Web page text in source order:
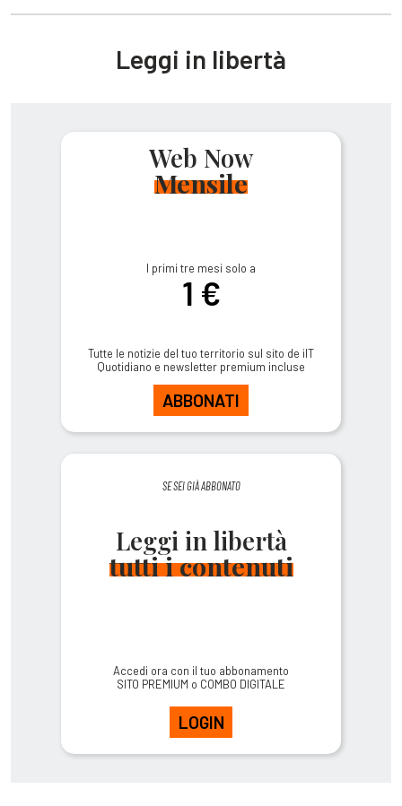
Leggi in libertà
Web Now
Mensile
I primi tre mesi solo a
1 €
Tutte le notizie del tuo territorio sul sito de ilT
Quotidiano e newsletter premium incluse
ABBONATI
SE SEI GIÀ ABBONATO
Leggi in libertà
tutti i contenuti
Accedi ora con il tuo abbonamento
SITO PREMIUM o COMBO DIGITALE
LOGIN